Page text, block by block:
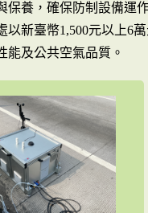
養，確保防制設備運
新臺幣1,500元以上6
能及公共空氣品質。